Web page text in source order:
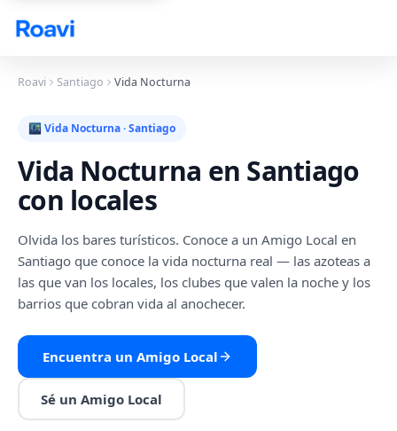
Roavi Santiago Vida Nocturna
🌃 Vida Nocturna·Santiago
Vida Nocturna en Santiago
con locales
Olvida los bares turísticos. Conoce a un Amigo Local en
Santiago que conoce la vida nocturna real — las azoteas a
las que van los locales, los clubes que valen la noche y los
barrios que cobran vida al anochecer.
Encuentra un Amigo Local
Sé un Amigo Local